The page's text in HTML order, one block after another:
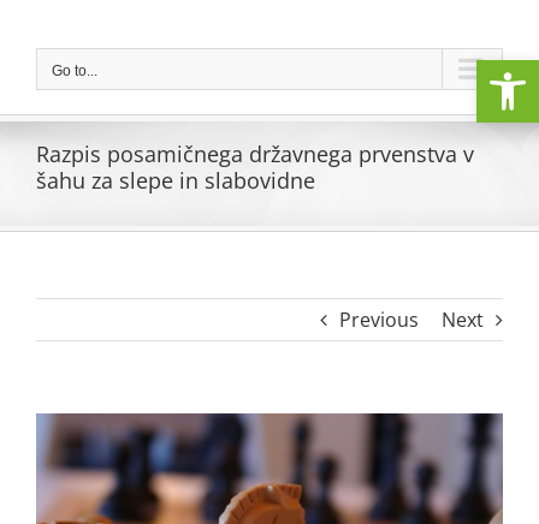
contentGo to...
Razpis posamičnega državnega prvenstva v
šahu za slepe in slabovidne
Previous Next
View
Larger
Image